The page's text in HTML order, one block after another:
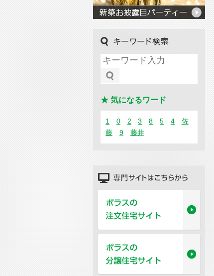
★ 気になるワード
1 0 2 3 8 5 4
佐
藤
9 藤井